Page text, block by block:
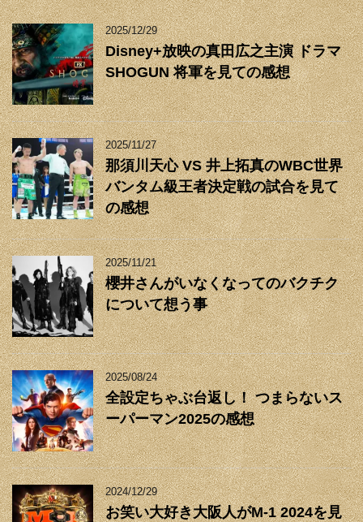
2025/12/29
Disney+放映の真田広之主演 ドラマ
SHOGUN 将軍を見ての感想
2025/11/27
那須川天心 VS 井上拓真のWBC世界
バンタム級王者決定戦の試合を見て
の感想
2025/11/21
櫻井さんがいなくなってのバクチク
について想う事
2025/08/24
全設定ちゃぶ台返し！ つまらないス
ーパーマン2025の感想
2024/12/29
お笑い大好き大阪人がM-1 2024を見